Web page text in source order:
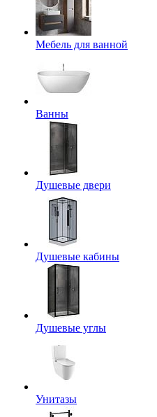
Мебель для ванной
Ванны
Душевые двери
Душевые кабины
Душевые углы
Унитазы